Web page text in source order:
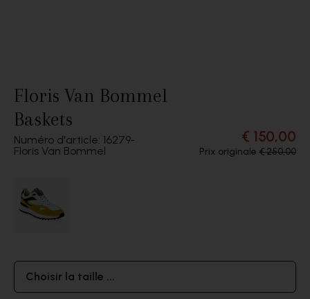
Floris Van Bommel
Baskets
Numéro d'article: 16279
Floris Van Bommel
€ 150,00
Prix originale € 250,00
Choisir la taille ...